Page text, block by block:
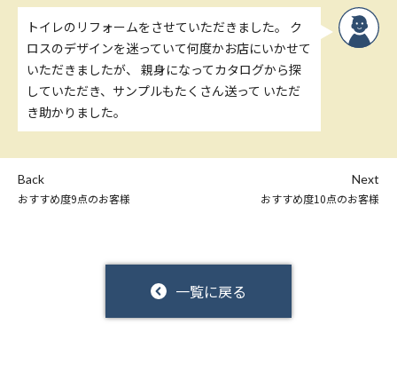
トイレのリフォームをさせていただきました。 ク
ロスのデザインを迷っていて何度かお店にいかせて
いただきましたが、 親身になってカタログから探
していただき、サンプルもたくさん送って いただ
き助かりました。
Back
おすすめ度9点のお客様
一覧に戻る
Next
おすすめ度10点のお客様